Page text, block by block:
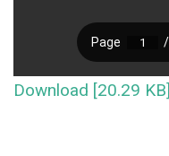
Download [20.29 KB]